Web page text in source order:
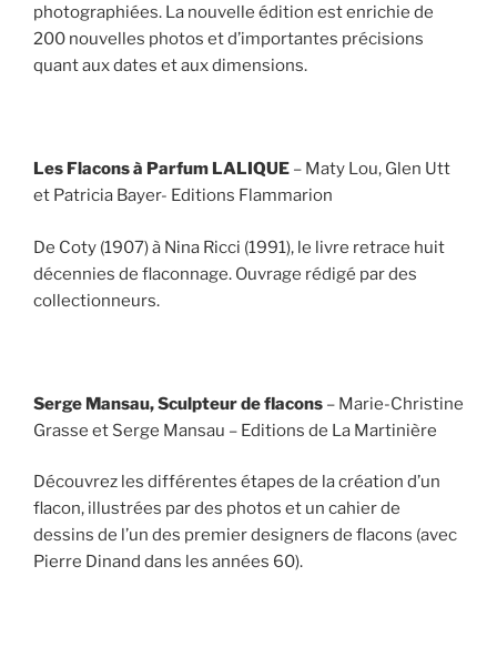
photographiées. La nouvelle édition est enrichie de
200 nouvelles photos et d’importantes précisions
quant aux dates et aux dimensions.
Les Flacons à Parfum LALIQUE – Maty Lou, Glen Utt
et Patricia Bayer- Editions Flammarion
De Coty (1907) à Nina Ricci (1991), le livre retrace huit
décennies de flaconnage. Ouvrage rédigé par des
collectionneurs.
Serge Mansau, Sculpteur de flacons – Marie-Christine
Grasse et Serge Mansau – Editions de La Martinière
Découvrez les différentes étapes de la création d’un
flacon, illustrées par des photos et un cahier de
dessins de l’un des premier designers de flacons (avec
Pierre Dinand dans les années 60).